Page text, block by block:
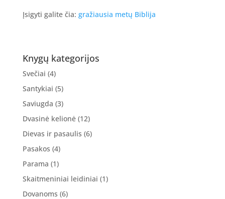
Įsigyti galite čia: gražiausia metų Biblija
Knygų kategorijos
Svečiai (4)
Santykiai (5)
Saviugda (3)
Dvasinė kelionė (12)
Dievas ir pasaulis (6)
Pasakos (4)
Parama (1)
Skaitmeniniai leidiniai (1)
Dovanoms (6)